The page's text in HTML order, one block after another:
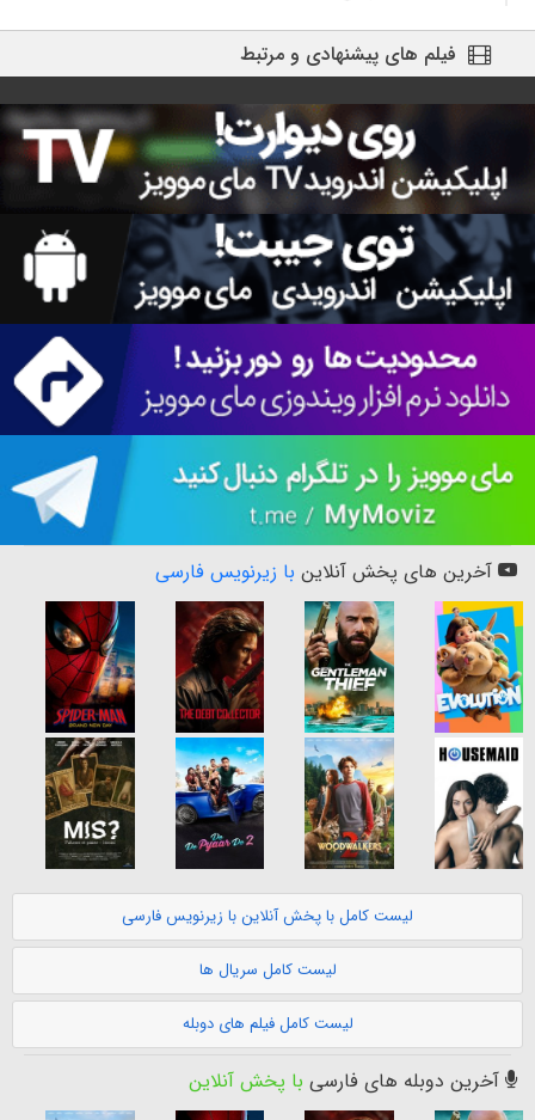
فیلم های پیشنهادی و مرتبط
آخرین های پخش آنلاین با زیرنویس فارسی
لیست کامل با پخش آنلاین با زیرنویس فارسی
لیست کامل سریال ها
لیست کامل فیلم های دوبله
آخرین دوبله های فارسی با پخش آنلاین